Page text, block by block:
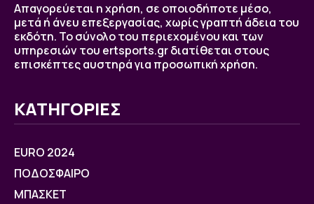
Απαγορεύεται η χρήση, σε οποιοδήποτε μέσο,
μετά ή άνευ επεξεργασίας, χωρίς γραπτή άδεια του
εκδότη. Το σύνολο του περιεχομένου και των
υπηρεσιών του ertsports.gr διατίθεται στους
επισκέπτες αυστηρά για προσωπική χρήση.
ΚΑΤΗΓΟΡΙΕΣ
EURO 2024
ΠΟΔΟΣΦΑΙΡΟ
ΜΠΑΣΚΕΤ